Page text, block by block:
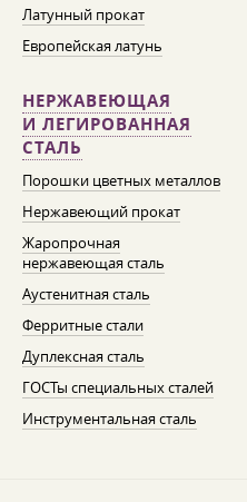
Латунный прокат
Европейская латунь
НЕРЖАВЕЮЩАЯ
И ЛЕГИРОВАННАЯ
СТАЛЬ
Порошки цветных металлов
Нержавеющий прокат
Жаропрочная
нержавеющая сталь
Аустенитная сталь
Ферритные стали
Дуплексная сталь
ГОСТы специальных сталей
Инструментальная сталь